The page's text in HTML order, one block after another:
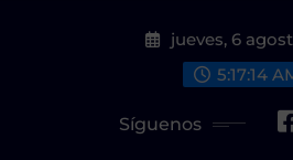
jueves, 6
5:17:16
Síguenos